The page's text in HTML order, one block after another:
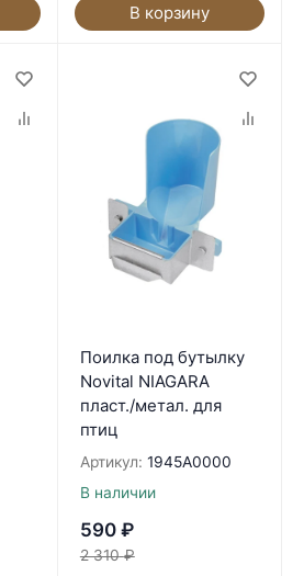
В корзину
Поилка под бутылку
Novital NIAGARA
пласт./метал. для
птиц
Артикул: 1945A0000
В наличии
590 ₽
2 310 ₽